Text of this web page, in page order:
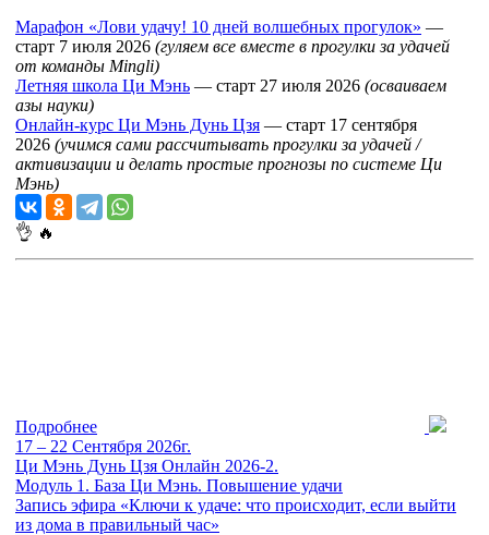
Марафон «Лови удачу! 10 дней волшебных прогулок» —
старт 7 июля 2026 (гуляем все вместе в прогулки за удачей
от команды Mingli)
Летняя школа Ци Мэнь — старт 27 июля 2026 (осваиваем
азы науки)
Онлайн-курс Ци Мэнь Дунь Цзя — старт 17 сентября
2026 (учимся сами рассчитывать прогулки за удачей /
активизации и делать простые прогнозы по системе Ци
Мэнь)
👌 🔥
Подробнее
17 – 22 Сентября 2026г.
Ци Мэнь Дунь Цзя Онлайн 2026-2.
Модуль 1. База Ци Мэнь. Повышение удачи
Запись эфира «Ключи к удаче: что происходит, если выйти
из дома в правильный час»